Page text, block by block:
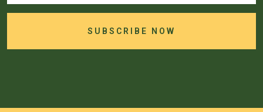
SUBSCRIBE NOW